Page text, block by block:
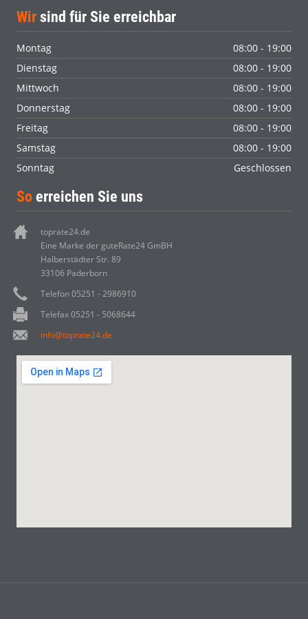
Wir sind für Sie erreichbar
Montag
08:00 - 19:00
Dienstag
08:00 - 19:00
Mittwoch
08:00 - 19:00
Donnerstag
08:00 - 19:00
Freitag
08:00 - 19:00
Samstag
08:00 - 19:00
Sonntag
Geschlossen
So erreichen Sie uns
toprate24.de
Eine Marke der guteRate24 GmBH
Halberstädter Str. 89
33106 Paderborn
Telefon 05251 - 2986910
Telefax 05251 - 5068644
info@toprate24.de